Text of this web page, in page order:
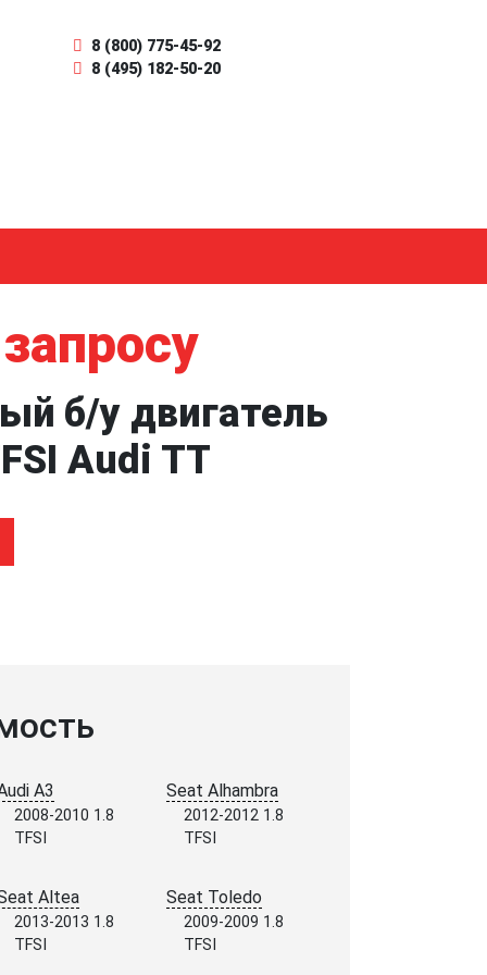
8 (800) 775-45-92
8 (495) 182-50-20
б/у двигатель
Audi TT
A3
2008-2010 1.8
TFSI
Seat Alhambra
2012-2012 1.8
TFSI
Altea
2013-2013 1.8
TFSI
Seat Toledo
2009-2009 1.8
TFSI